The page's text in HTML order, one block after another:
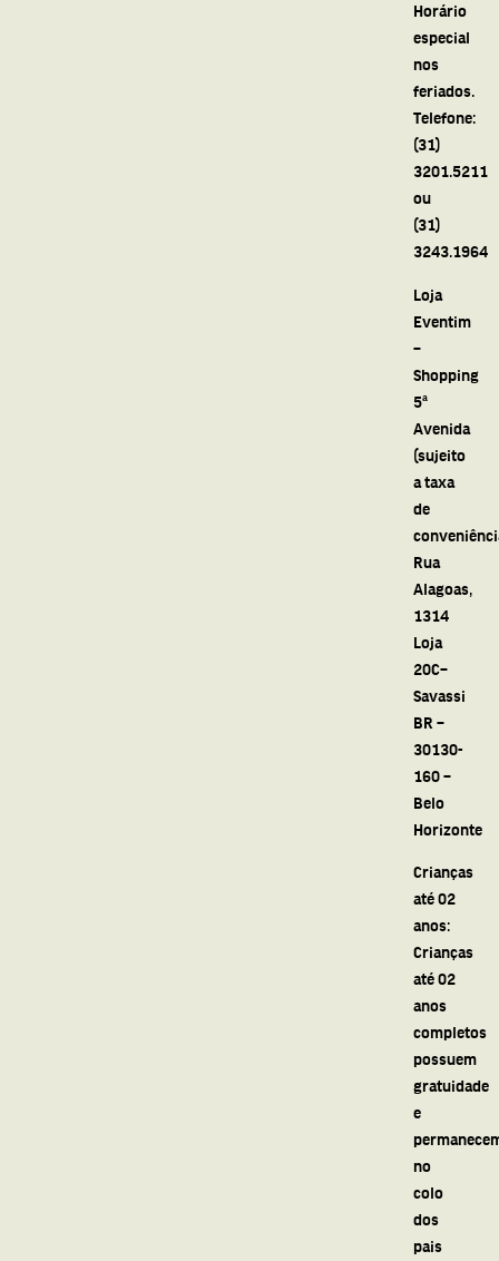
Horário
especial
nos
feriados.
Telefone:
(31)
3201.5211
ou
(31)
3243.1964
Loja
Eventim
–
Shopping
5ª
Avenida
(sujeito
a taxa
de
Rua
Alagoas,
1314
Loja
20C–
Savassi
BR –
30130-
160 –
Belo
Horizonte
Crianças
até 02
anos:
Crianças
até 02
anos
completos
possuem
gratuidade
e
no
colo
dos
pais